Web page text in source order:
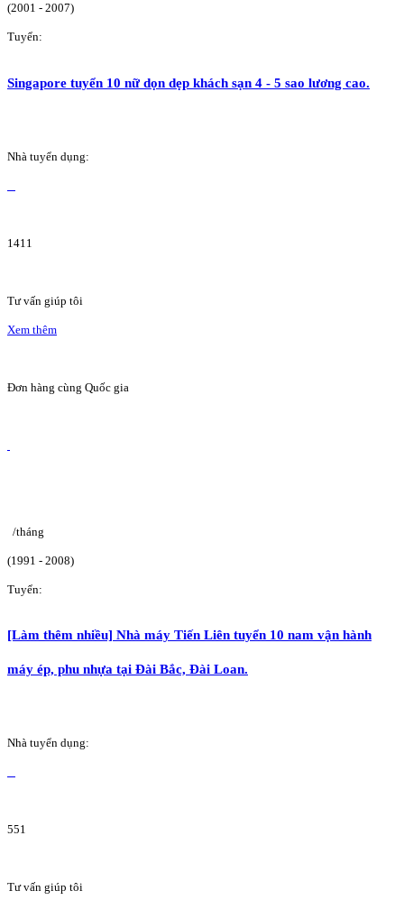
(2001 - 2007)
Tuyển:
Singapore tuyển 10 nữ dọn dẹp khách sạn 4 - 5 sao lương cao.
Nhà tuyển dụng:
1411
Tư vấn giúp tôi
Xem thêm
Đơn hàng cùng Quốc gia
/tháng
(1991 - 2008)
Tuyển:
[Làm thêm nhiều] Nhà máy Tiến Liên tuyển 10 nam vận hành
máy ép, phu nhựa tại Đài Bắc, Đài Loan.
Nhà tuyển dụng:
551
Tư vấn giúp tôi